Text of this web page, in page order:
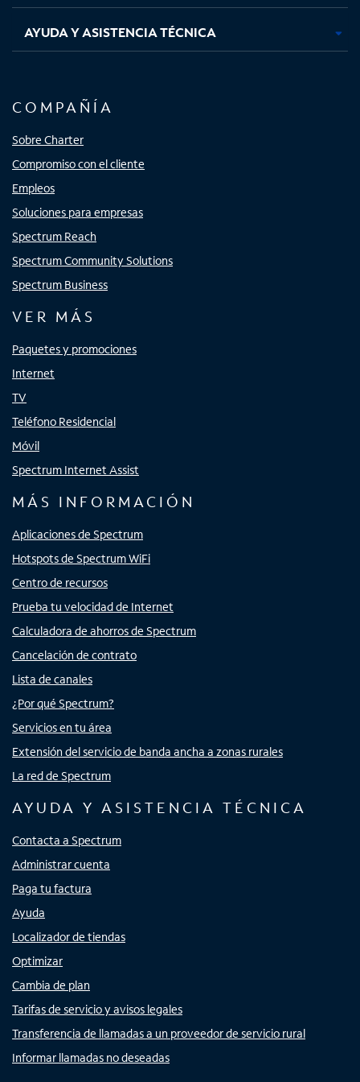
AYUDA Y ASISTENCIA TÉCNICA
COMPAÑÍA
Sobre Charter
Compromiso con el cliente
Empleos
Soluciones para empresas
Spectrum Reach
Spectrum Community Solutions
Spectrum Business
VER MÁS
Paquetes y promociones
Internet
TV
Teléfono Residencial
Móvil
Spectrum Internet Assist
MÁS INFORMACIÓN
Aplicaciones de Spectrum
Hotspots de Spectrum WiFi
Centro de recursos
Prueba tu velocidad de Internet
Calculadora de ahorros de Spectrum
Cancelación de contrato
Lista de canales
¿Por qué Spectrum?
Servicios en tu área
Extensión del servicio de banda ancha a zonas rurales
La red de Spectrum
AYUDA Y ASISTENCIA TÉCNICA
Contacta a Spectrum
Administrar cuenta
Paga tu factura
Ayuda
Localizador de tiendas
Optimizar
Cambia de plan
Tarifas de servicio y avisos legales
Transferencia de llamadas a un proveedor de servicio rural
Informar llamadas no deseadas